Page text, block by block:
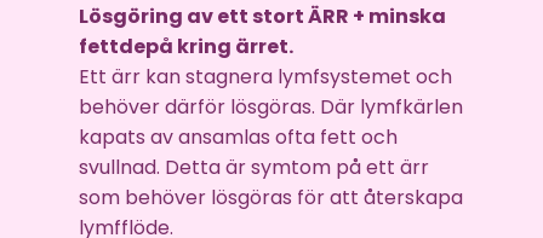
Lösgöring av ett stort ÄRR + minska
fettdepå kring ärret.
Ett ärr kan stagnera lymfsystemet och
behöver därför lösgöras. Där lymfkärlen
kapats av ansamlas ofta fett och
svullnad. Detta är symtom på ett ärr
som behöver lösgöras för att återskapa
lymfflöde.